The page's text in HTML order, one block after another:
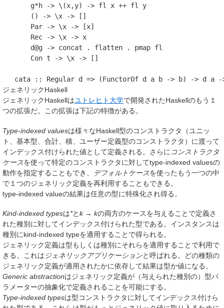
       g*h -> \(x,y) -> fl x ++ fl y
       () -> \x -> []
       Par -> \x -> [x]
       Rec -> \x -> x
       d@g -> concat . flatten . pmap fl
       Con t -> \x -> []
ジェネリックHaskell
ジェネリックHaskellはユトレヒト大学で開発されたHaskellのもう１
つの拡張だ。この拡張は下記の特徴がある。
Type-indexed valuesは様々なHaskell型のコンストラクタ（ユニッ
ト、基本型、合計、積、ユーザー定義型のコンストラクタ）に渡って
インデックス付けられた値として定義される。さらに コンストラクタ
ケースを使って特定のコンストラクタに対してtype-indexed valuesの
動作を指定することもでき、
デフォルトケースを使ったもう一つの中
で１つのジェネリック定義を再利用することもできる。
type-indexed valueの結果は任意の型に特殊化され得る。
Kind-indexed typesは*とk → kの両方のケースを与えることで定義さ
れた種別に対してインデックス付けられた型である。インスタンスは
種別にkind-indexed typeを適用することで得られる。
ジェネリック定義は型もしくは種別にそれらを適用することで利用で
きる。これは ジェネリックアプリケーションと呼ばれる。どの種類の
ジェネリック定義が適用されたかに依存して結果は型か値になる。
Generic abstractionはジェネリック定義が（与えられた種別の）型パ
ラメーターの抽象化で定義されることを可能にする。
Type-indexed typesは型コンストラクタに対してインデックス付けら